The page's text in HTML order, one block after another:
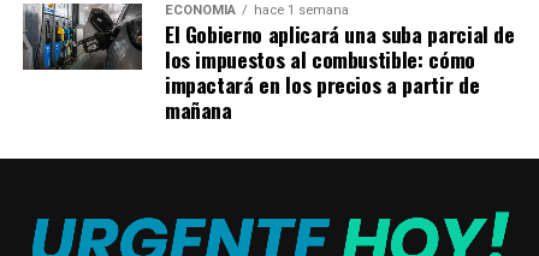
consultó a lo que ella le respondió que sí y «me quiero
ganar el premio para casarnos y hacer una fiesta”.
ECONOMÍA hace 1 semana
El Gobierno aplicará una suba parcial de
los impuestos al combustible: cómo
impactará en los precios a partir de
mañana